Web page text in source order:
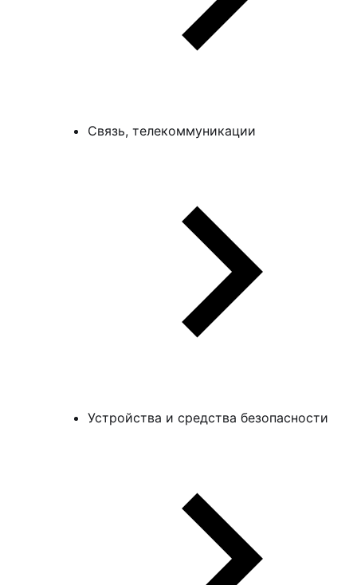
Связь, телекоммуникации
Устройства и средства безопасности